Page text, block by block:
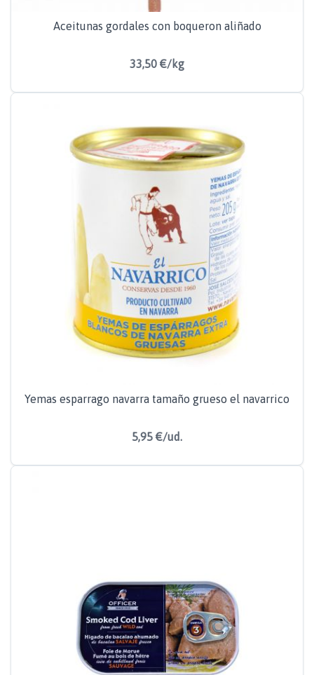
Aceitunas gordales con boqueron aliñado
33,50 €/kg
Yemas esparrago navarra tamaño grueso el navarrico
5,95 €/ud.